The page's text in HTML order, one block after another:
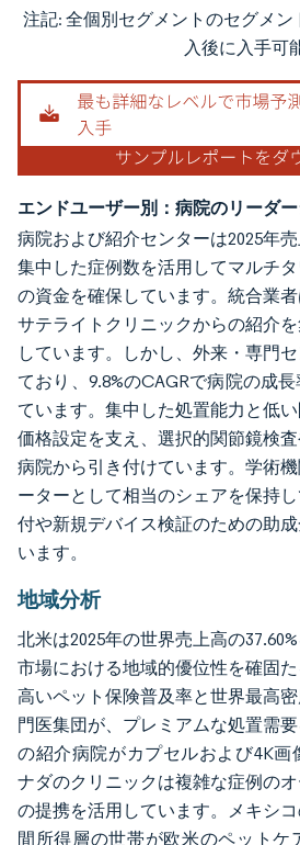
画像 © Mordor Intelligence。再利用にはCC BY
注記: 全個別セグメントのセグメ
入後に入手可
エンドユーザー別：病院のリーダ
病院および紹介センターは2025年売
集中した症例数を活用してマルチ
の資金を確保しています。統合業者
サテライトクリニックからの紹介
しています。しかし、外来・専門
ており、9.8%のCAGRで病院の成
ています。集中した処置能力と低
価格設定を支え、選択的関節鏡検
病院から引き付けています。学術
ーターとして相当のシェアを保持
付や新規デバイス検証のための助
います。
地域分析
北米は2025年の世界売上高の
市場における地域的優位性を確固た
高いペット保険普及率と世界最高
門医集団が、プレミアムな処置需
の紹介病院がカプセルおよび4K画
ナダのクリニックは複雑な症例の
の提携を活用しています。メキシ
間所得層の世帯が欧米のペットケ